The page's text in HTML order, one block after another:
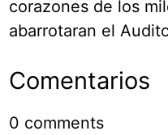
corazones de los
abarrotaran el
Comentarios
0 comments